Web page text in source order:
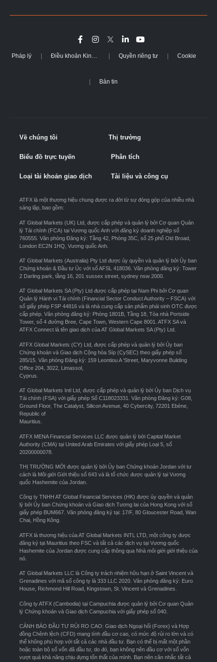
Pháp lý Điều khoản Kinh doanh Quyền riêng tư Cookie
Bản tin
Về chúng tôi Thị trường
Biểu đồ trực tuyến Phân tích
Loại tài khoản giao dịch Tài liệu và công cụ
ATFX là một thương hiệu chung được ra đời từ sự đóng góp của nhiều nhà
sáng lập, bao gồm:
AT Global Markets (UK) Ltd, được cấp phép và quản lý bởi Cơ quan Quản
lý Tài chính (FCA) tại Vương quốc Anh với đăng ký doanh nghiệp số
760555. Văn phòng Đăng ký: Tầng 42, Phòng 35C, số 25 phố Old Broad,
London EC2N 1HQ, Vương quốc Anh.
AT Global Markets (Australia) Pty Ltd được ủy quyền và quản lý bởi Ủy ban
Chứng khoán & Đầu tư Úc với số AFSL 418036. Văn phòng đăng ký: Tower
2 Darling park, tầng 16, 201 sussex street, sydney nsw 2000.
AT Global Markets SA (Pty) Ltd được cấp phép tại Nam Phi bởi Cơ quan
Quản lý Hành vi Tài chính (Financial Sector Conduct Authority – FSCA) với
số giấy phép FSP 44816 và là nhà cung cấp sản phẩm phái sinh OTC được
cấp phép. Văn phòng đăng ký: Phòng 1801B, Tầng 18, Tòa nhà Portside
Tower, số 4 đường Bree, Cape Town, Western Cape 8001. ATFX SA và
ATFX Connect là tên giao dịch của AT Global Markets SA (Pty) Ltd.
ATFX Global Markets (CY) Ltd, được cấp phép và quản lý bởi Ủy ban
Chứng khoán và Giao dịch Cộng hòa Síp (CySEC) theo giấy phép số
285/15. Văn phòng Đăng ký: 159 Leontiou A ‘Street, Maryvonne Building
Office 204, 3022, Limassol,
Cyprus.
AT Global Markets Intl Ltd, được cấp phép và quản lý bởi Ủy ban Dịch vụ
Tài chính (FSA) với giấy phép Số C118023331. Văn phòng Đăng ký: G08,
Ground Floor, The Catalyst, Silicon Avenue, 40 Cybercity, 72201 Ebène,
Republic of
Mauritius.
ATFX MENA Financial Services LLC được quản lý bởi Capital Market
Authority (CMA) tại United Arab Emirates với giấy phép Loại 5, số
20200000078.
THỊ TRƯỜNG MỚI được quản lý bởi Ủy ban Chứng khoán Jordan với tư
cách là Môi giới Giới thiệu số 643 và là tổ chức được quản lý tại Vương
quốc Hashemite của Jordan.
Công ty TNHH AT Global Financial Services (HK) được ủy quyền và quản
lý bởi Ủy ban Chứng khoán và Giao dịch Tương lai của Hong Kong với số
giấy phép BUM667. Văn phòng đăng ký tại: 17/F, 80 Gloucester Road, Wan
Chai, Hồng Kông.
ATFX là thương hiệu của AT Global Markets INTL LTD, một công ty được
đăng ký tại Mauritius theo FSC và tất cả các dịch vụ tại Vương quốc
Hashemite của Jordan được cung cấp thông qua Nhà môi giới giới thiệu của
nó.
AT Global Markets LLC là Công ty trách nhiệm hữu hạn ở Saint Vincent và
Grenadines với mã số công ty là 333 LLC 2020. Văn phòng đăng ký: Euro
House, Richmond Hill Road, Kingstown, St. Vincent và Grenadines.
Công ty ATFX (Cambodia) tại Campuchia được quản lý bởi Cơ quan Quản
lý Chứng khoán và Giao dịch Campuchia với giấy phép số 040.
CẢNH BÁO ĐẦU TƯ RỦI RO CAO: Giao dịch Ngoại hối (Forex) và Hợp
đồng Chênh lệch (CFD) mang tính đầu cơ cao, có mức độ rủi ro lớn và có
thể không phù hợp với tất cả các nhà đầu tư. Bạn có thể bị mất một phần
hoặc toàn bộ số vốn đã đầu tư, do đó, bạn không nên đầu cơ với số vốn
vượt quá khả năng chịu đựng tổn thất của mình. Bạn nên cân nhắc tất cả